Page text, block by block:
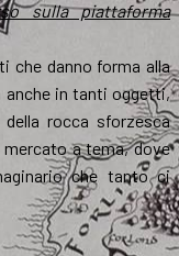
sulla piattaforma
che danno forma alla
anche in tanti oggetti,
rocca sforzesca
a tema, dove
che tanto ci